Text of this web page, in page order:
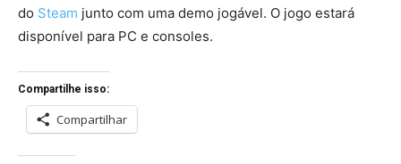
do Steam junto com uma demo jogável. O jogo estará
disponível para PC e consoles.
Compartilhe isso:
Compartilhar